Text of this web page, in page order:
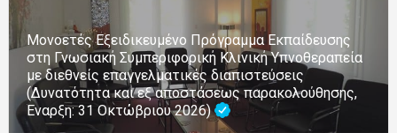
Μονοετές Εξειδικευμένο Πρόγραμμα Εκπαίδευσης
στη Γνωσιακή Συμπεριφορική Κλινική Υπνοθεραπεία
με διεθνείς επαγγελματικές διαπιστεύσεις
(Δυνατότητα και εξ αποστάσεως παρακολούθησης,
Έναρξη: 31 Οκτώβριου 2026)